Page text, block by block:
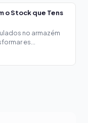
o Stock que Tens
no armazém
es...